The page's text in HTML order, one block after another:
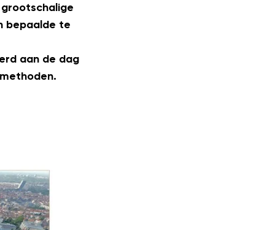
bepaalde te
aan de dag